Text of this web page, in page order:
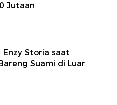
Jutaan
Enzy Storia saat
Suami di Luar